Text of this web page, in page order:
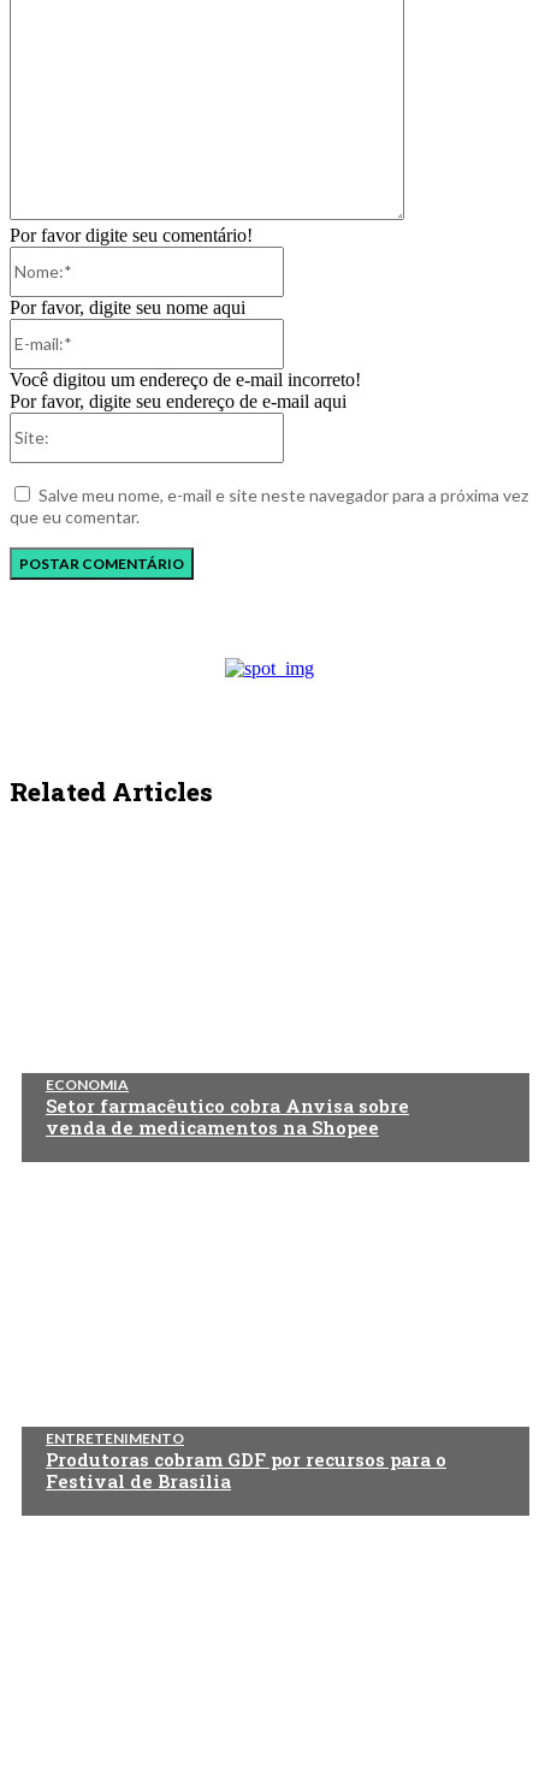
Por favor digite seu comentário!
Por favor, digite seu nome aqui
Você digitou um endereço de e-mail incorreto!
Por favor, digite seu endereço de e-mail aqui
Salve meu nome, e-mail e site neste navegador para a próxima vez
que eu comentar.
Related Articles
ECONOMIA
Setor farmacêutico cobra Anvisa sobre
venda de medicamentos na Shopee
ENTRETENIMENTO
Produtoras cobram GDF por recursos para o
Festival de Brasília